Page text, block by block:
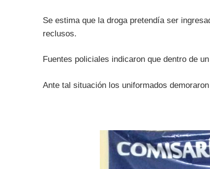
Se estima que la droga pretendía ser
reclusos.
Fuentes policiales indicaron que dentro de
Ante tal situación los uniformados